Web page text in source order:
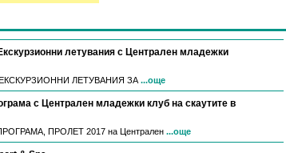
летувания с Централен младежки
ЛЕТУВАНИЯ ЗА ...още
с Централен младежки клуб на скаутите в
ПРОЛЕТ 2017 на Централен ...още